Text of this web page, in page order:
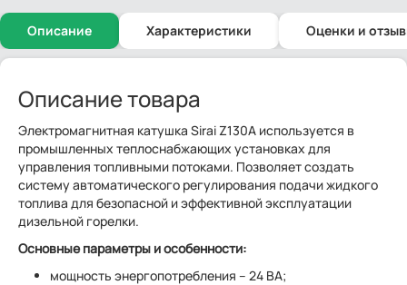
Описание Характеристики Оценки и
Описание товара
Электромагнитная катушка Sirai Z130A используется в
промышленных теплоснабжающих установках для
управления топливными потоками. Позволяет создать
систему автоматического регулирования подачи жидкого
топлива для безопасной и эффективной эксплуатации
дизельной горелки.
Основные параметры и особенности:
мощность энергопотребления – 24 ВА;